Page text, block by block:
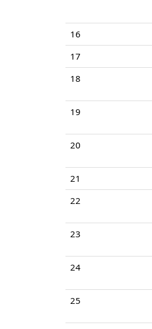
16
17
18
19
20
21
22
23
24
25